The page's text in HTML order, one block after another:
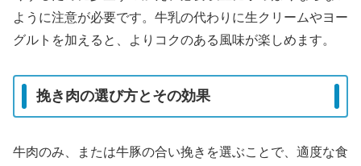
ように注意が必要です。牛乳の代わりに生クリームやヨー
グルトを加えると、よりコクのある風味が楽しめます。
挽き肉の選び方とその効果
牛肉のみ、または牛豚の合い挽きを選ぶことで、適度な食